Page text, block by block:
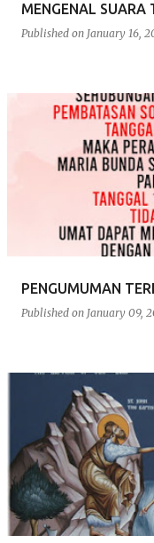
MENGENAL SUARA
Published on January 16,
PENGUMUMAN
Published on January 09,